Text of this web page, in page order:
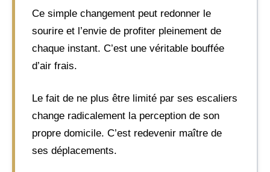
Ce simple changement peut redonner le
sourire et l’envie de profiter pleinement de
chaque instant. C’est une véritable bouffée
d’air frais.
Le fait de ne plus être limité par ses escaliers
change radicalement la perception de son
propre domicile. C’est redevenir maître de
ses déplacements.